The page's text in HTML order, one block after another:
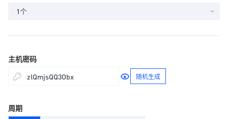
1个
主机密码
随机生成
周期